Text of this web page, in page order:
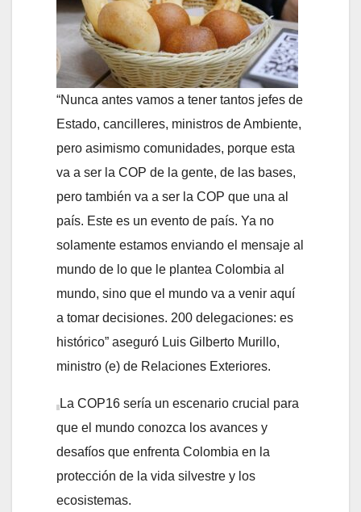
“Nunca antes vamos a tener tantos jefes de
Estado, cancilleres, ministros de Ambiente,
pero asimismo comunidades, porque esta
va a ser la COP de la gente, de las bases,
pero también va a ser la COP que una al
país. Este es un evento de país. Ya no
solamente estamos enviando el mensaje al
mundo de lo que le plantea Colombia al
mundo, sino que el mundo va a venir aquí
a tomar decisiones. 200 delegaciones: es
histórico” aseguró Luis Gilberto Murillo,
ministro (e) de Relaciones Exteriores.
La COP16 sería un escenario crucial para
que el mundo conozca los avances y
desafíos que enfrenta Colombia en la
protección de la vida silvestre y los
ecosistemas.